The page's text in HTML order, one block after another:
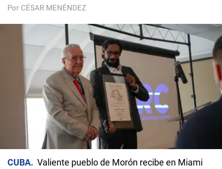
Por CÉSAR MENÉNDEZ
CUBA
Valiente pueblo de Morón recibe en Miami